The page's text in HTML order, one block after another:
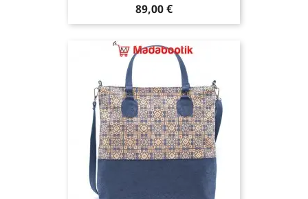
Prix
89,00 €